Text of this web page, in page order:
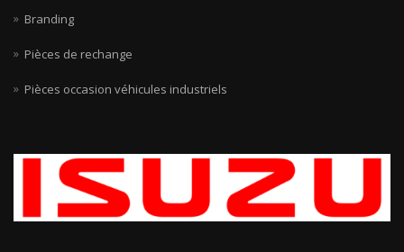
Branding
Pièces de rechange
Pièces occasion véhicules industriels